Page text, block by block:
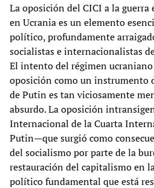
La oposición del CICI a la guerra
en Ucrania es un elemento
político, profundamente
socialistas e internacionalistas
El intento del régimen
oposición como un instrumento
de Putin es tan viciosamente
absurdo. La oposición
Internacional de la Cuarta
Putin—que surgió como
del socialismo por parte de la
restauración del capitalismo en
político fundamental que está